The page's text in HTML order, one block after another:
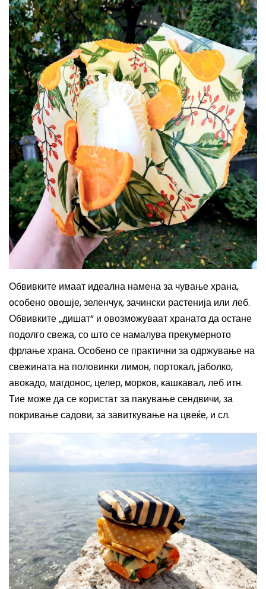
Обвивките имаат идеална намена за чување храна,
особено овошје, зеленчук, зачински растенија или леб.
Обвивките „дишат“ и овозможуваат хранатa да остане
подолго свежа, со што се намалува прекумерното
фрлање храна. Особено се практични за одржување на
свежината на половинки лимон, портокал, јаболко,
авокадо, магдонос, целер, морков, кашкавал, леб итн.
Тие може да се користат за пакување сендвичи, за
покривање садови, за завиткување на цвеќе, и сл.